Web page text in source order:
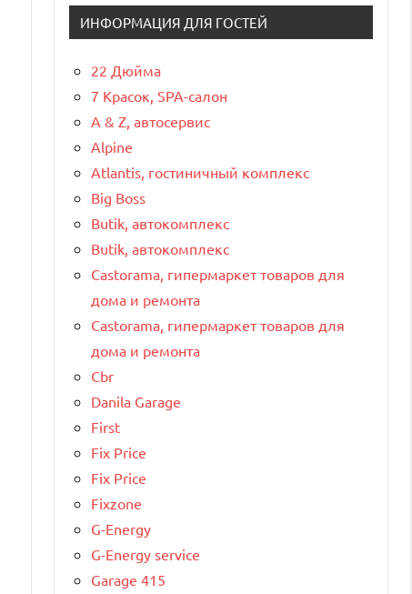
ИНФОРМАЦИЯ ДЛЯ ГОСТЕЙ
22 Дюйма
7 Красок, SPA-салон
A & Z, автосервис
Alpine
Atlantis, гостиничный комплекс
Big Boss
Butik, автокомплекс
Butik, автокомплекс
Castorama, гипермаркет товаров для
дома и ремонта
Castorama, гипермаркет товаров для
дома и ремонта
Cbr
Danila Garage
First
Fix Price
Fix Price
Fixzone
G-Energy
G-Energy service
Garage 415